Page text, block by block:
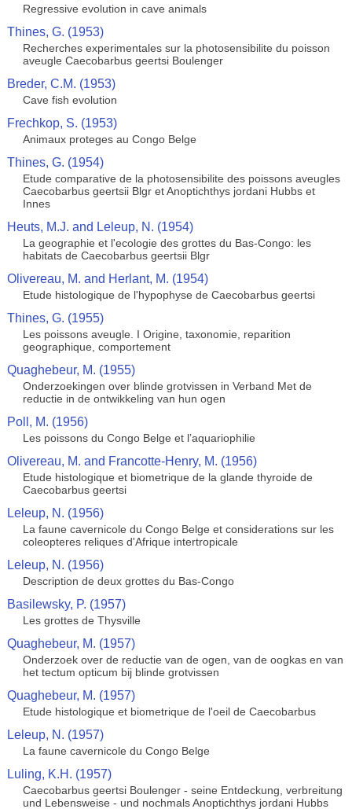
Regressive evolution in cave animals
Thines, G. (1953)
Recherches experimentales sur la photosensibilite du poisson
aveugle Caecobarbus geertsi Boulenger
Breder, C.M. (1953)
Cave fish evolution
Frechkop, S. (1953)
Animaux proteges au Congo Belge
Thines, G. (1954)
Etude comparative de la photosensibilite des poissons aveugles
Caecobarbus geertsii Blgr et Anoptichthys jordani Hubbs et
Innes
Heuts, M.J. and Leleup, N. (1954)
La geographie et l'ecologie des grottes du Bas-Congo: les
habitats de Caecobarbus geertsii Blgr
Olivereau, M. and Herlant, M. (1954)
Etude histologique de l'hypophyse de Caecobarbus geertsi
Thines, G. (1955)
Les poissons aveugle. I Origine, taxonomie, reparition
geographique, comportement
Quaghebeur, M. (1955)
Onderzoekingen over blinde grotvissen in Verband Met de
reductie in de ontwikkeling van hun ogen
Poll, M. (1956)
Les poissons du Congo Belge et l’aquariophilie
Olivereau, M. and Francotte-Henry, M. (1956)
Etude histologique et biometrique de la glande thyroide de
Caecobarbus geertsi
Leleup, N. (1956)
La faune cavernicole du Congo Belge et considerations sur les
coleopteres reliques d'Afrique intertropicale
Leleup, N. (1956)
Description de deux grottes du Bas-Congo
Basilewsky, P. (1957)
Les grottes de Thysville
Quaghebeur, M. (1957)
Onderzoek over de reductie van de ogen, van de oogkas en van
het tectum opticum bij blinde grotvissen
Quaghebeur, M. (1957)
Etude histologique et biometrique de l'oeil de Caecobarbus
Leleup, N. (1957)
La faune cavernicole du Congo Belge
Luling, K.H. (1957)
Caecobarbus geertsi Boulenger - seine Entdeckung, verbreitung
und Lebensweise - und nochmals Anoptichthys jordani Hubbs